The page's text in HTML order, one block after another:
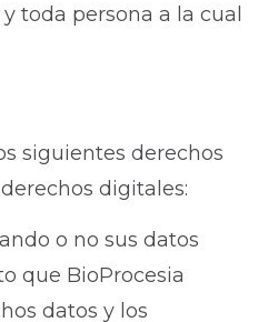
toda persona a la cual
siguientes derechos
digitales:
o no sus datos
que BioProcesia
datos y los